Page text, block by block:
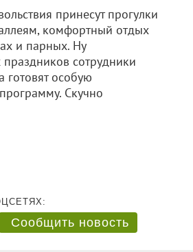
принесут прогулки
комфортный отдых
и парных. Ну
сотрудники
готовят особую
Скучно
Сообщить новость